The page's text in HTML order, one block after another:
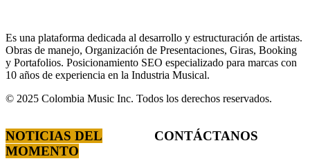
Es una plataforma dedicada al desarrollo y estructuración de artistas.
Obras de manejo, Organización de Presentaciones, Giras, Booking
y Portafolios. Posicionamiento SEO especializado para marcas con
10 años de experiencia en la Industria Musical.
© 2025 Colombia Music Inc. Todos los derechos reservados.
NOTICIAS DEL
MOMENTO
CONTÁCTANOS